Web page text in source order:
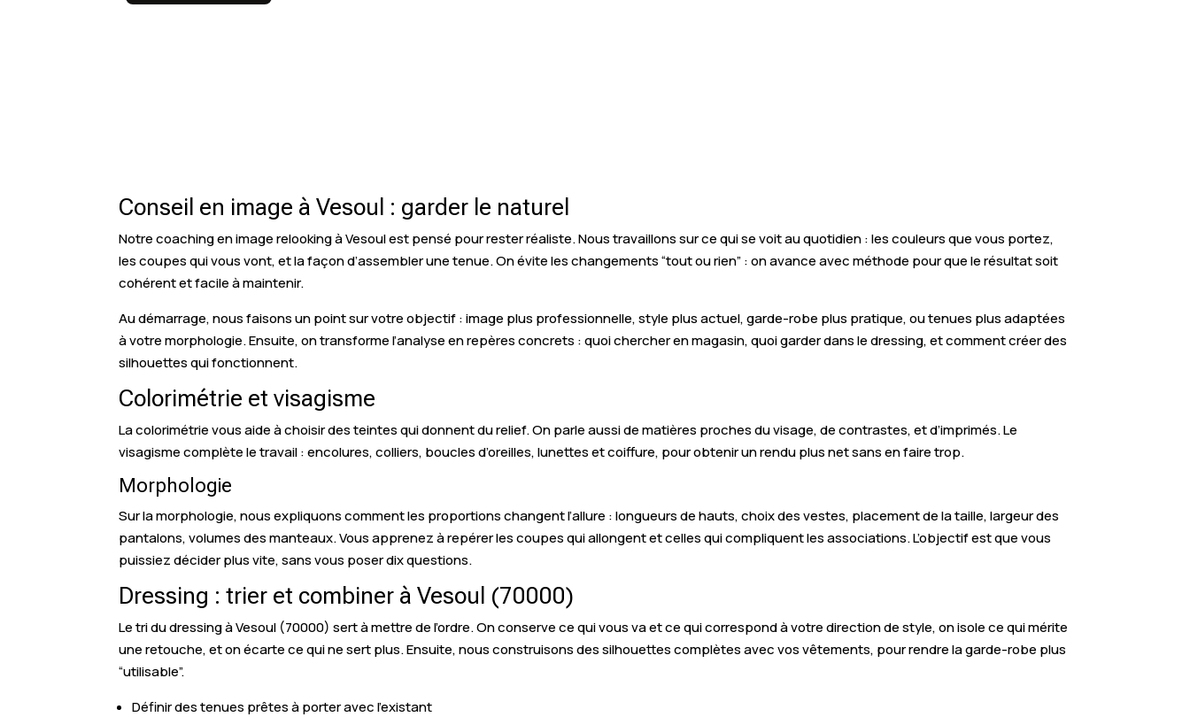
Conseil en image à Vesoul : garder le naturel
Notre coaching en image relooking à Vesoul est pensé pour rester réaliste. Nous travaillons sur ce qui se voit au quotidien : les couleurs que vous portez,
les coupes qui vous vont, et la façon d’assembler une tenue. On évite les changements “tout ou rien” : on avance avec méthode pour que le résultat soit
cohérent et facile à maintenir.
Au démarrage, nous faisons un point sur votre objectif : image plus professionnelle, style plus actuel, garde-robe plus pratique, ou tenues plus adaptées
à votre morphologie. Ensuite, on transforme l’analyse en repères concrets : quoi chercher en magasin, quoi garder dans le dressing, et comment créer des
silhouettes qui fonctionnent.
Colorimétrie et visagisme
La colorimétrie vous aide à choisir des teintes qui donnent du relief. On parle aussi de matières proches du visage, de contrastes, et d’imprimés. Le
visagisme complète le travail : encolures, colliers, boucles d’oreilles, lunettes et coiffure, pour obtenir un rendu plus net sans en faire trop.
Morphologie
Sur la morphologie, nous expliquons comment les proportions changent l’allure : longueurs de hauts, choix des vestes, placement de la taille, largeur des
pantalons, volumes des manteaux. Vous apprenez à repérer les coupes qui allongent et celles qui compliquent les associations. L’objectif est que vous
puissiez décider plus vite, sans vous poser dix questions.
Dressing : trier et combiner à Vesoul (70000)
Le tri du dressing à Vesoul (70000) sert à mettre de l’ordre. On conserve ce qui vous va et ce qui correspond à votre direction de style, on isole ce qui mérite
une retouche, et on écarte ce qui ne sert plus. Ensuite, nous construisons des silhouettes complètes avec vos vêtements, pour rendre la garde-robe plus
“utilisable”.
Définir des tenues prêtes à porter avec l’existant